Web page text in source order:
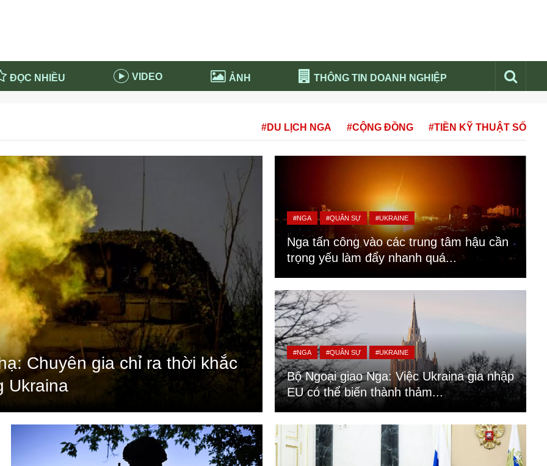
ĐỌC NHIỀU VIDEO ẢNH THÔNG TIN DOANH NGHIỆP
Nổi bật báo nga
nước Nga
- Việt Nam
#DU LỊCH NGA #CỘNG ĐỒNG #TIỀN KỸ THUẬT SỐ
Chuyên gia chỉ ra thời khắc
Ukraina
#NGA #QUÂN SỰ #UKRAINE
Nga tấn công vào các trung tâm hậu cần
trọng yếu làm đẩy nhanh quá...
#NGA #QUÂN SỰ #UKRAINE
Bộ Ngoại giao Nga: Việc Ukraina gia nhập
EU có thể biến thành thảm...